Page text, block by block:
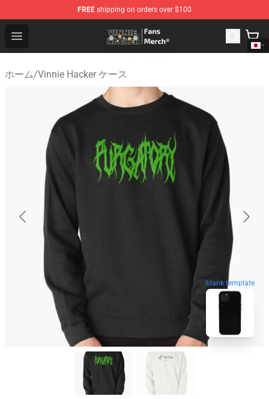
FREE shipping on orders over $100
Open menu
Vinnie Hacker Store - Official Vinnie Hacker Merchandise
ホーム/Vinnie Hacker ケース
blank template